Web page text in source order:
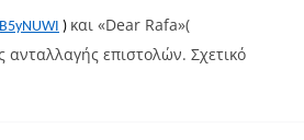
5yNUWI ) και «Dear Rafa»(
ανταλλαγής επιστολών. Σχετικό